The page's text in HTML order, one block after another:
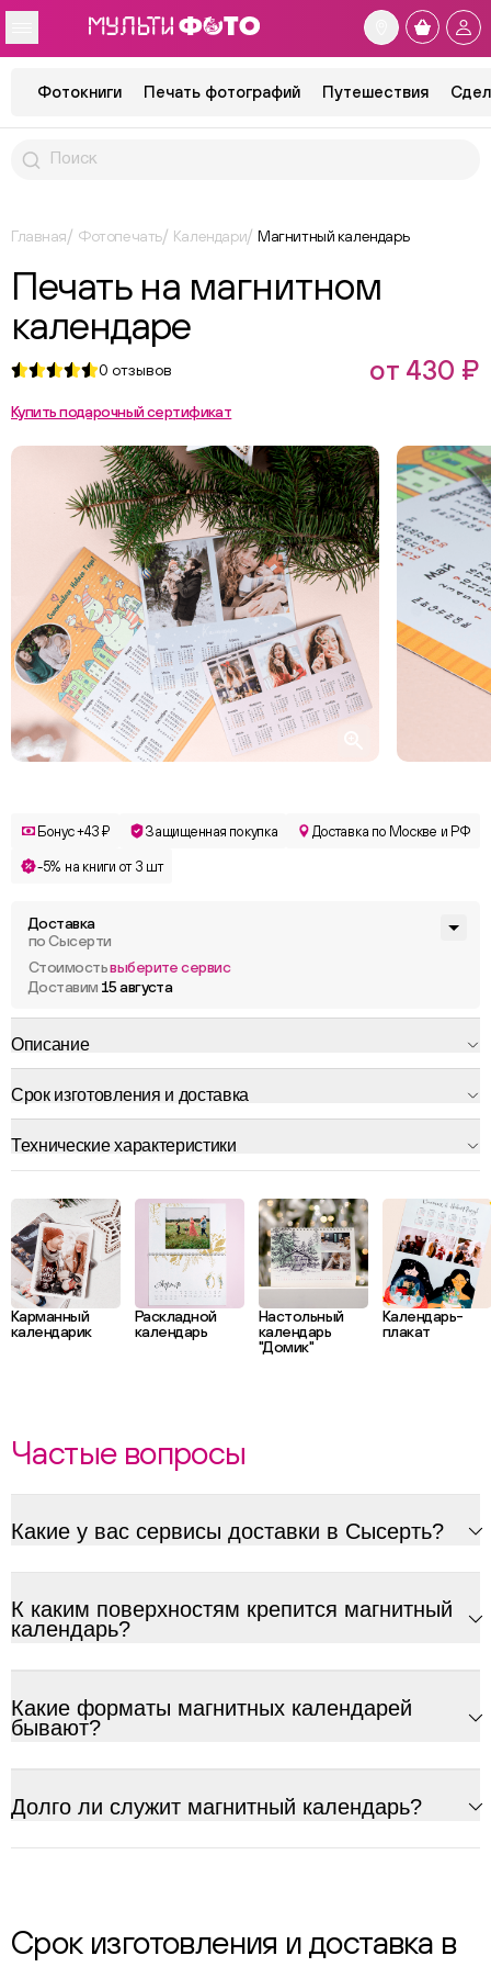
Фотокниги Печать фотографий Путешествия
Главная Фотопечать Календари Магнитный календарь
Печать на магнитном
календаре
0 отзывов от 430 ₽
Купить подарочный сертификат
Бонус +43 ₽ Защищенная покупка Доставка по Москве и РФ
-5% на книги от 3 шт
Доставка
по Сысерти
Стоимостьвыберите сервис
Доставим 15 августа
Описание
Срок изготовления и доставка
Технические характеристики
Карманный
календарик
Раскладной
календарь
Настольный
календарь
"Домик"
Календарь-
плакат
Частые вопросы
Какие у вас сервисы доставки в Сысерть?
К каким поверхностям крепится магнитный
календарь?
Какие форматы магнитных календарей
бывают?
Долго ли служит магнитный календарь?
Срок изготовления и доставка в